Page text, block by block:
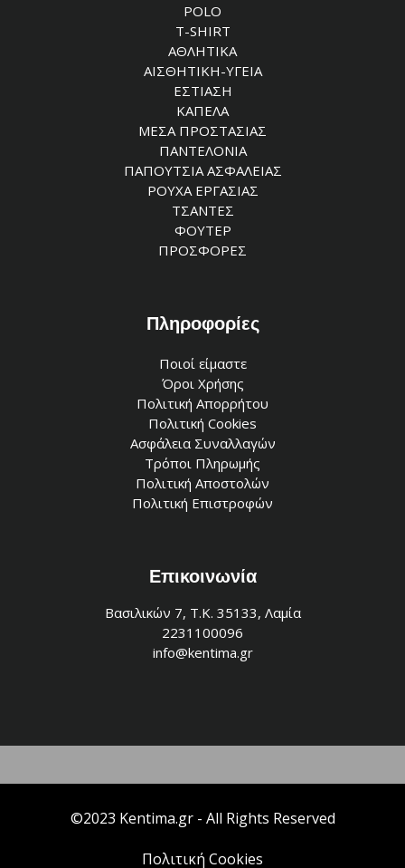
POLO
T-SHIRT
ΑΘΛΗΤΙΚΑ
ΑΙΣΘΗΤΙΚΗ-ΥΓΕΙΑ
ΕΣΤΙΑΣΗ
ΚΑΠΕΛΑ
ΜΕΣΑ ΠΡΟΣΤΑΣΙΑΣ
ΠΑΝΤΕΛΟΝΙΑ
ΠΑΠΟΥΤΣΙΑ ΑΣΦΑΛΕΙΑΣ
ΡΟΥΧΑ ΕΡΓΑΣΙΑΣ
ΤΣΑΝΤΕΣ
ΦΟΥΤΕΡ
ΠΡΟΣΦΟΡΕΣ
Πληροφορίες
Ποιοί είμαστε
Όροι Χρήσης
Πολιτική Απορρήτου
Πολιτική Cookies
Ασφάλεια Συναλλαγών
Τρόποι Πληρωμής
Πολιτική Αποστολών
Πολιτική Επιστροφών
Επικοινωνία
Βασιλικών 7, Τ.Κ. 35133, Λαμία
2231100096
info@kentima.gr
©2023 Kentima.gr - All Rights Reserved
Πολιτική Cookies